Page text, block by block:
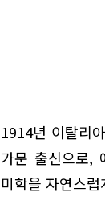
1914년 이탈리
가문 출신으로,
미학을 자연스